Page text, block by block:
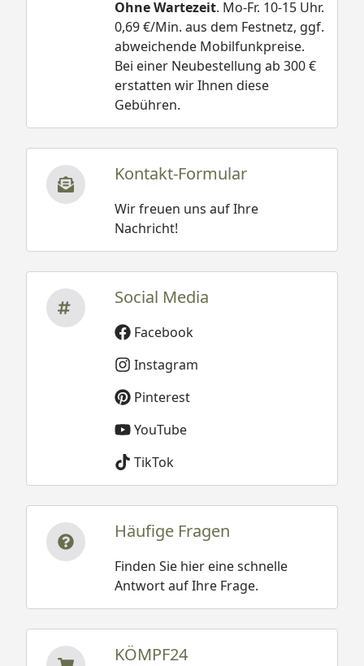
Ohne Wartezeit. Mo-Fr. 10-15 Uhr.
0,69 €/Min. aus dem Festnetz, ggf.
abweichende Mobilfunkpreise.
Bei einer Neubestellung ab 300 €
erstatten wir Ihnen diese
Gebühren.
Kontakt-Formular
Wir freuen uns auf Ihre
Nachricht!
Social Media
Facebook
Instagram
Pinterest
YouTube
TikTok
Häufige Fragen
Finden Sie hier eine schnelle
Antwort auf Ihre Frage.
KÖMPF24